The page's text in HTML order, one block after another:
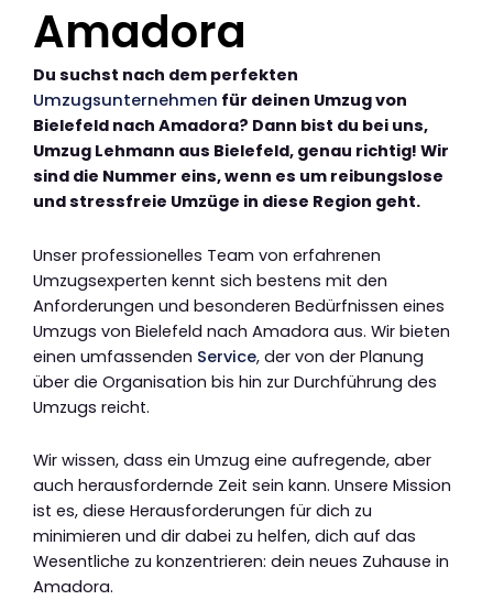
Amadora
Du suchst nach dem perfekten
Umzugsunternehmen für deinen Umzug von
Bielefeld nach Amadora? Dann bist du bei uns,
Umzug Lehmann aus Bielefeld, genau richtig! Wir
sind die Nummer eins, wenn es um reibungslose
und stressfreie Umzüge in diese Region geht.
Unser professionelles Team von erfahrenen
Umzugsexperten kennt sich bestens mit den
Anforderungen und besonderen Bedürfnissen eines
Umzugs von Bielefeld nach Amadora aus. Wir bieten
einen umfassenden Service, der von der Planung
über die Organisation bis hin zur Durchführung des
Umzugs reicht.
Wir wissen, dass ein Umzug eine aufregende, aber
auch herausfordernde Zeit sein kann. Unsere Mission
ist es, diese Herausforderungen für dich zu
minimieren und dir dabei zu helfen, dich auf das
Wesentliche zu konzentrieren: dein neues Zuhause in
Amadora.